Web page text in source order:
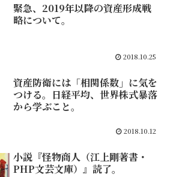
緊急、2019年以降の資産形成戦
略について。
2018.10.25
資産防衛には「相関係数」に気を
つける。日経平均、世界株式暴落
から学ぶこと。
2018.10.12
小説『怪物商人（江上剛著書・
PHP文芸文庫）』読了。